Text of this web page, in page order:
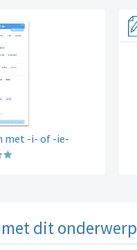
met -i- of -ie-
dit onderwerp